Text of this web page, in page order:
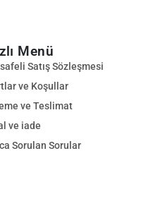
Menü
Satış Sözleşmesi
ve Koşullar
ve Teslimat
ve iade
Sorulan Sorular